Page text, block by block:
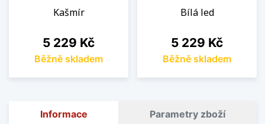
Kašmír
Cena
5 229 Kč
Běžně skladem
Bílá led
Cena
5 229 Kč
Běžně skladem
Informace Parametry zboží